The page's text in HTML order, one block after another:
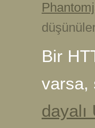
Bir
varsa,
dayalı